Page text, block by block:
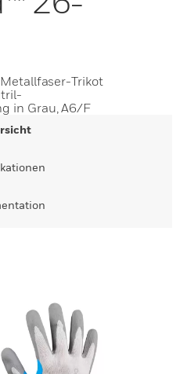
Trikot
in Grau, A6/F